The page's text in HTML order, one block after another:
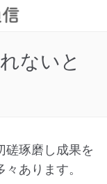
ないと
磋琢磨し成果を
あります。